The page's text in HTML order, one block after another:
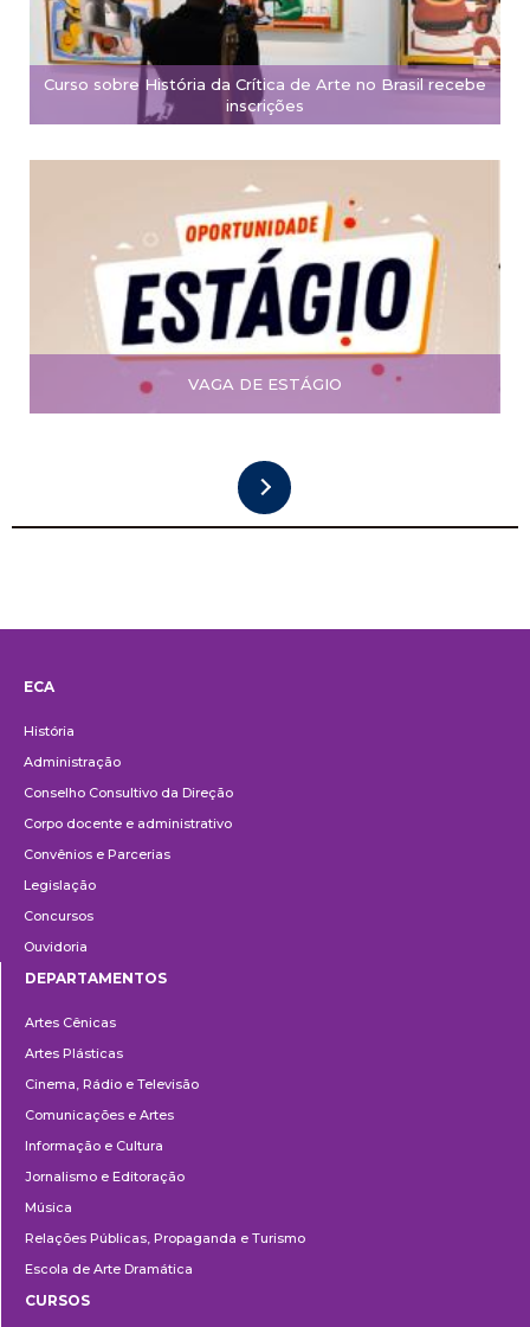
Curso sobre História da Crítica de Arte no Brasil recebe
inscrições
VAGA DE ESTÁGIO
ECA
História
Administração
Conselho Consultivo da Direção
Corpo docente e administrativo
Convênios e Parcerias
Legislação
Concursos
Ouvidoria
DEPARTAMENTOS
Artes Cênicas
Artes Plásticas
Cinema, Rádio e Televisão
Comunicações e Artes
Informação e Cultura
Jornalismo e Editoração
Música
Relações Públicas, Propaganda e Turismo
Escola de Arte Dramática
CURSOS